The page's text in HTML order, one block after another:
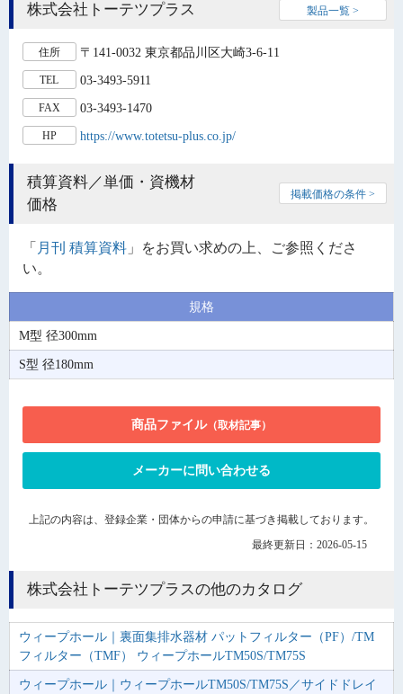
株式会社トーテツプラス 製品一覧 >
住所 〒141-0032 東京都品川区大崎3-6-11
TEL 03-3493-5911
FAX 03-3493-1470
HP https://www.totetsu-plus.co.jp/
積算資料／単価・資機材
価格
掲載価格の条件 >
「 月刊 積算資料 」をお買い求めの上、ご参照くださ
い。
規格
M型 径300mm
S型 径180mm
商品ファイル（取材記事）
メーカーに問い合わせる
上記の内容は、登録企業・団体からの申請に基づき掲載しております。
最終更新日：2026-05-15
株式会社トーテツプラスの他のカタログ
ウィープホール｜裏面集排水器材 パットフィルター（PF）/TM
フィルター（TMF） ウィープホールTM50S/TM75S
ウィープホール｜ウィープホールTM50S/TM75S／サイドドレイ